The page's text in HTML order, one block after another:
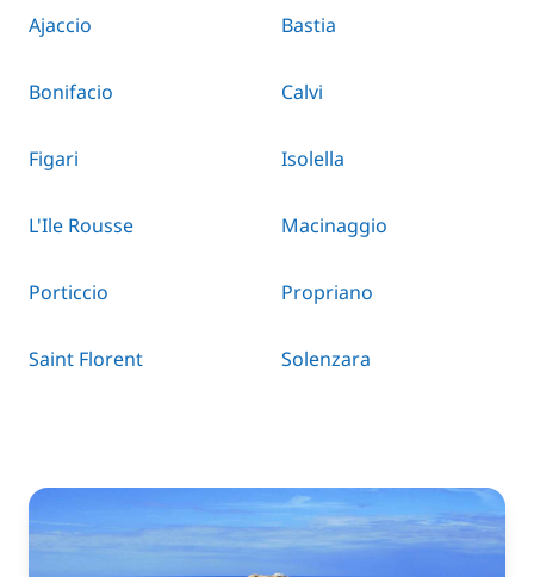
Ajaccio Bastia
Bonifacio Calvi
Figari Isolella
L'Ile Rousse Macinaggio
Porticcio Propriano
Saint Florent Solenzara